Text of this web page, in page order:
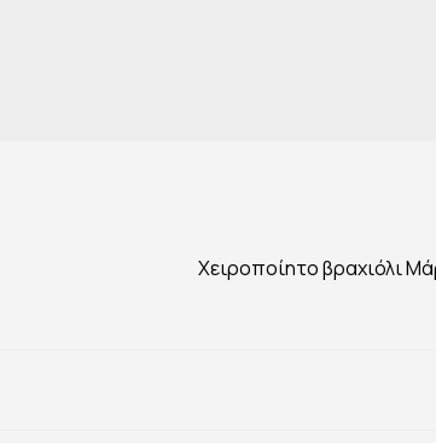
Χειροποίητο βραχιόλι